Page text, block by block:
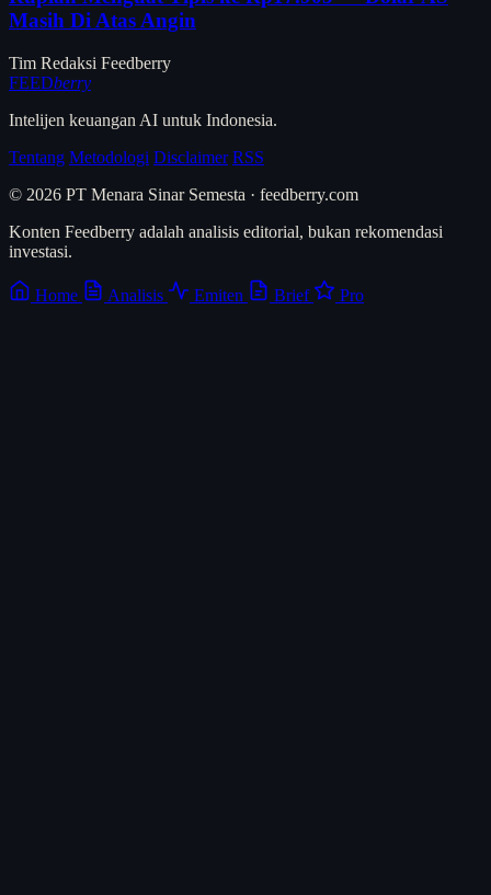
Masih Di Atas Angin
Tim Redaksi Feedberry
FEEDberry
Intelijen keuangan AI untuk Indonesia.
Tentang Metodologi Disclaimer RSS
© 2026 PT Menara Sinar Semesta · feedberry.com
Konten Feedberry adalah analisis editorial, bukan rekomendasi
investasi.
Home Analisis Emiten Brief Pro